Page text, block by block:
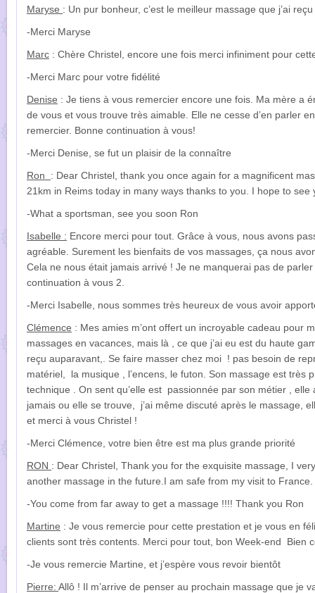
Maryse : Un pur bonheur, c’est le meilleur massage que j’ai
-Merci Maryse
Marc : Chère Christel, encore une fois merci infiniment pour
-Merci Marc pour votre fidélité
Denise : Je tiens à vous remercier encore une fois. Ma mère a
de vous et vous trouve très aimable. Elle ne cesse d’en parler
remercier. Bonne continuation à vous!
-Merci Denise, se fut un plaisir de la connaître
Ron : Dear Christel, thank you once again for a magnificent
21km in Reims today in many ways thanks to you. I hope to
-What a sportsman, see you soon Ron
Isabelle : Encore merci pour tout. Grâce à vous, nous avons
agréable. Surement les bienfaits de vos massages, ça nous
Cela ne nous était jamais arrivé ! Je ne manquerai pas de
continuation à vous 2.
-Merci Isabelle, nous sommes très heureux de vous avoir
Clémence : Mes amies m’ont offert un incroyable cadeau pour
massages en vacances, mais là , ce que j’ai eu est du haute
reçu auparavant,. Se faire masser chez moi ! pas besoin de
matériel, la musique , l’encens, le futon. Son massage est très
technique . On sent qu’elle est passionnée par son métier ,
jamais ou elle se trouve, j’ai même discuté après le massage,
et merci à vous Christel !
-Merci Clémence, votre bien être est ma plus grande priorité
RON : Dear Christel, Thank you for the exquisite massage, I
another massage in the future.I am safe from my visit to
-You come from far away to get a massage !!!! Thank you Ron
Martine : Je vous remercie pour cette prestation et je vous en
clients sont très contents. Merci pour tout, bon Week-end Bien
-Je vous remercie Martine, et j’espère vous revoir bientôt
Pierre: Allô ! Il m’arrive de penser au prochain massage que je